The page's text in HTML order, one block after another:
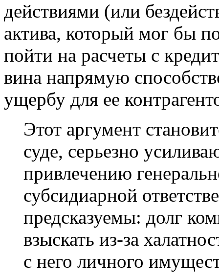
действиями (или
актива, который мог бы
пойти на расчеты с
вина напрямую
ущербу для ее
Этот аргумент
суде, серьезно
привлечению
субсидиарной
предсказуемы: долг
взыскать из-за
с него личного